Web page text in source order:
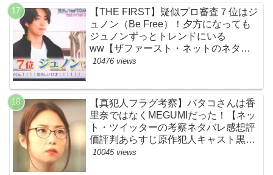
【THE FIRST】疑似プロ審査７位はジ
ュノン（Be Free）！夕方になっても
ジュノンずっとトレンドにいる
ww【ザファースト・ネットのネタバ
レ感想考察まとめ・スッキリ・
10476 views
【真犯人フラグ考察】バタコさんは香
里奈ではなくMEGUMIだった！【ネッ
ト・ツイッターの考察ネタバレ感想評
価評判あらすじ原作犯人キャスト黒幕
伏線まとめ】
10045 views